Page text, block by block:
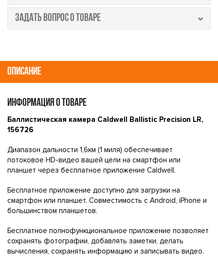
ЗАДАТЬ ВОПРОС О ТОВАРЕ
ОПИСАНИЕ
ИНФОРМАЦИЯ О ТОВАРЕ
Баллистическая камера Caldwell Ballistic Precision LR,
156726
Диапазон дальности 1,6км (1 миля) обеспечивает
потоковое HD-видео вашей цели на смартфон или
планшет через бесплатное приложение Caldwell.
Бесплатное приложение доступно для загрузки на
смартфон или планшет. Совместимость с Android, iPhone и
большинством планшетов.
Бесплатное полнофункциональное приложение позволяет
сохранять фотографии, добавлять заметки, делать
вычисления, сохранять информацию и записывать видео.